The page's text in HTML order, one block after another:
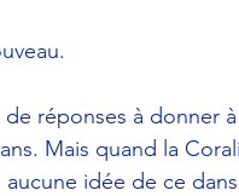
réponses à donner
Mais quand la
idée de ce